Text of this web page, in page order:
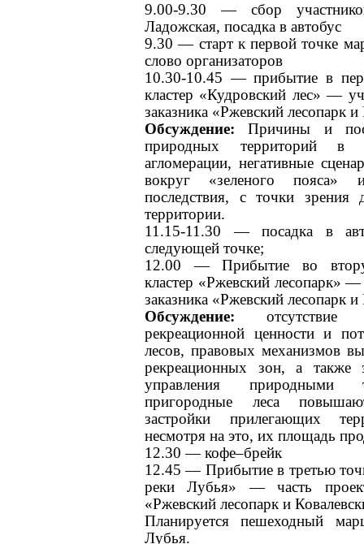
9.00-9.30 — сбор
Ладожская, посадка в автобус
9.30 — старт к первой точке
слово организаторов
10.30-10.45 — прибытие в
кластер «Кудровский лес» —
заказника «Ржевский лесопарк и
Обсуждение:Причины и
природных территорий в
агломерации, негативные
вокруг «зеленого пояса»
последствия, с точки зрения
территории.
11.15-11.30 — посадка в
следующей точке;
12.00 — Прибытие во
кластер «Ржевский лесопарк»
заказника «Ржевский лесопарк и
Обсуждение: отсутствие
рекреационной ценности и
лесов, правовых механизмов
рекреационных зон, а также
управления природными
пригородные леса
застройки прилегающих
несмотря на это, их площадь
12.30 — кофе–брейк
12.45 — Прибытие в третью
реки Лубья» — часть
«Ржевский лесопарк и
Планируется пешеходный
Лубья.